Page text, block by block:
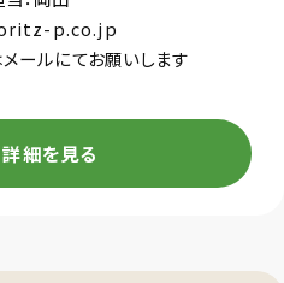
p.co.jp
ールにてお願いします
細を見る